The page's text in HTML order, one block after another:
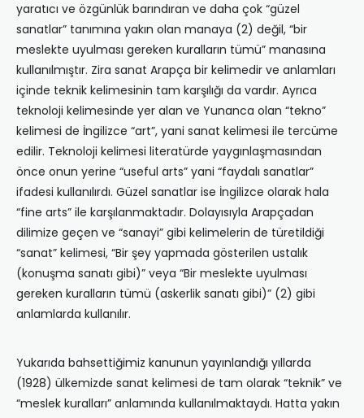
yaratıcı ve özgünlük barındıran ve daha çok “güzel
sanatlar” tanımına yakın olan manaya (2) değil, “bir
meslekte uyulması gereken kuralların tümü” manasına
kullanılmıştır. Zira sanat Arapça bir kelimedir ve anlamları
içinde teknik kelimesinin tam karşılığı da vardır. Ayrıca
teknoloji kelimesinde yer alan ve Yunanca olan “tekno”
kelimesi de İngilizce “art”, yani sanat kelimesi ile tercüme
edilir. Teknoloji kelimesi literatürde yaygınlaşmasından
önce onun yerine “useful arts” yani “faydalı sanatlar”
ifadesi kullanılırdı. Güzel sanatlar ise İngilizce olarak hala
“fine arts” ile karşılanmaktadır. Dolayısıyla Arapçadan
dilimize geçen ve “sanayi” gibi kelimelerin de türetildiği
“sanat” kelimesi, “Bir şey yapmada gösterilen ustalık
(konuşma sanatı gibi)” veya “Bir meslekte uyulması
gereken kuralların tümü (askerlik sanatı gibi)” (2) gibi
anlamlarda kullanılır.
Yukarıda bahsettiğimiz kanunun yayınlandığı yıllarda
(1928) ülkemizde sanat kelimesi de tam olarak “teknik” ve
“meslek kuralları” anlamında kullanılmaktaydı. Hatta yakın